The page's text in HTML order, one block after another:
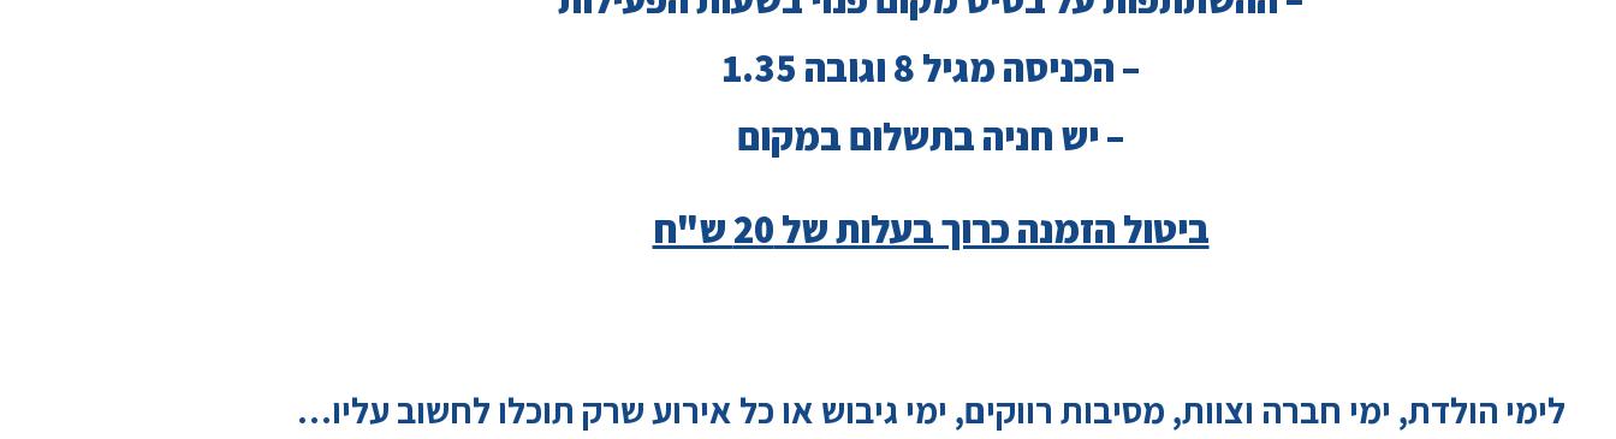
– הכניסה מגיל 8 וגובה 1.35
– יש חניה בתשלום במקום
ביטול הזמנה כרוך בעלות של 20 ש"ח
לימי הולדת, ימי חברה וצוות, מסיבות רווקים, ימי גיבוש או כל אירוע שרק תוכלו לחשוב עליו…